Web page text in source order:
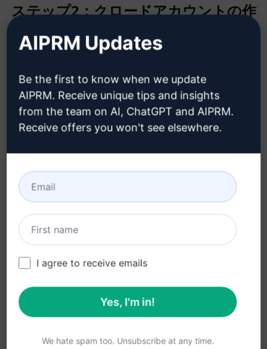
ステップ2：クロードアカウントの作
クロードアカウントの作成方法は
こちらをクリックしてください。
ステップ 3 : クロードでプロンプトを
AIPRM Updates
Be the first to know when we update
AIPRM. Receive unique tips and insights
from the team on AI, ChatGPT and AIPRM.
Receive offers you won't see elsewhere.
I agree to receive emails
Yes, I'm in!
We hate spam too. Unsubscribe at any time.